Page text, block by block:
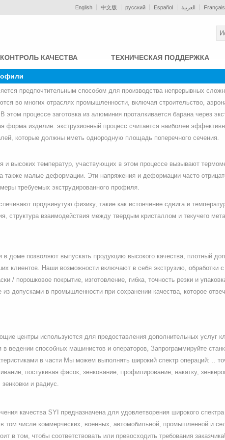
English 中文版 русский Español العربية Français
КОНТРОЛЬ КАЧЕСТВА ТЕХНИЧЕСКАЯ ПОДДЕРЖКА
предпочтительным способом для производства непрерывных
во многих отраслях промышленности, включая строительство,
этом процессе заготовка из алюминия проталкивается барана через
форма изделие. экструзионный процесс считается наиболее
которые должны иметь однородную площадь поперечного сечения.
и высоких температур, участвующих в этом процессе вызывают
также малые деформации. Эти напряжения и деформации часто
требуемых экструдированного профиля.
продвинутую физику, такие как истончение сдвига и
структура взаимодействия между твердым кристаллом и текучего
в доме позволяют выпускать продукцию высокого качества, плотный
клиентов. Наши возможности включают в себя экструзию, обработки
/ порошковое покрытие, изготовление, гибка, точность резки и
из допусками в промышленности при сохранении качества, которое
центры используются для предоставления дополнительных услуг
в ведении способных машинистов и операторов, Запрограммируйте
в части Мы можем выполнять широкий спектр операций: ..
постукивая фасок, зенкование, профилирование, накатку,
и радиус.
качества SYI предназначена для удовлетворения широкого
том числе коммерческих, военных, автомобильной, промышленной и
в том, чтобы соответствовать или превосходить требования заказчика!